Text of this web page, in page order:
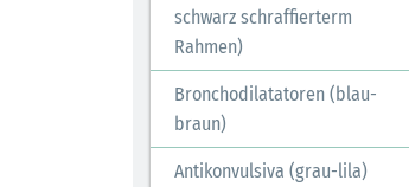
schwarz schraffierterm
Rahmen)
Bronchodilatatoren (blau-
braun)
Antikonvulsiva (grau-lila)